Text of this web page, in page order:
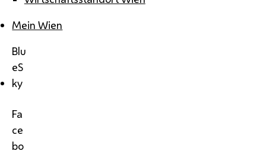
Mein Wien
Blu
eS
ky
Fa
ce
bo